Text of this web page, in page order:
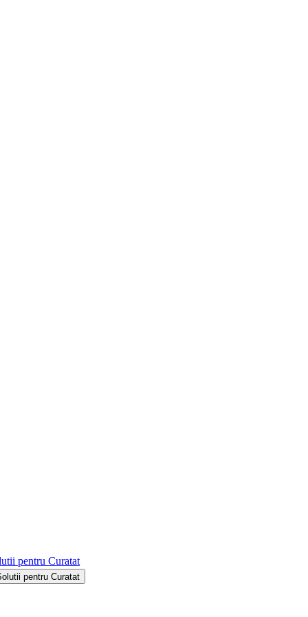
pentru Curatat
pentru Curatat